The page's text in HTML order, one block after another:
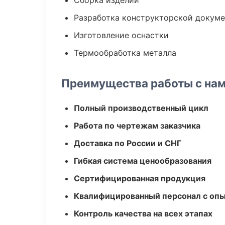
Разработка конструкторской
Изготовление оснастки
Термообработка металла
Преимущества работы с
Полный производственный цикл
Работа по чертежам заказчика
Доставка по России и СНГ
Гибкая система ценообразования
Сертифицированная продукция
Квалифицированный персонал с
Контроль качества на всех этапах